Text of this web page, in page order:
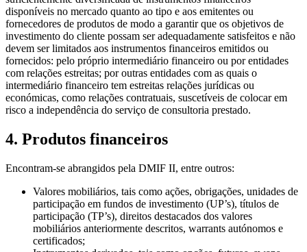
disponíveis no mercado quanto ao tipo e aos emitentes ou
fornecedores de produtos de modo a garantir que os objetivos de
investimento do cliente possam ser adequadamente satisfeitos e não
devem ser limitados aos instrumentos financeiros emitidos ou
fornecidos: pelo próprio intermediário financeiro ou por entidades
com relações estreitas; por outras entidades com as quais o
intermediário financeiro tem estreitas relações jurídicas ou
económicas, como relações contratuais, suscetíveis de colocar em
risco a independência do serviço de consultoria prestado.
4. Produtos financeiros
Encontram-se abrangidos pela DMIF II, entre outros:
Valores mobiliários, tais como ações, obrigações, unidades de
participação em fundos de investimento (UP’s), títulos de
participação (TP’s), direitos destacados dos valores
mobiliários anteriormente descritos, warrants autónomos e
certificados;